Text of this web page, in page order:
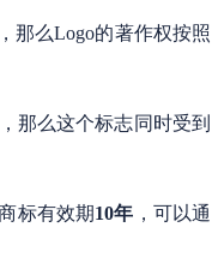
那么Logo的著作权按照
那么这个标志同时受到
标有效期10年 ，可以通